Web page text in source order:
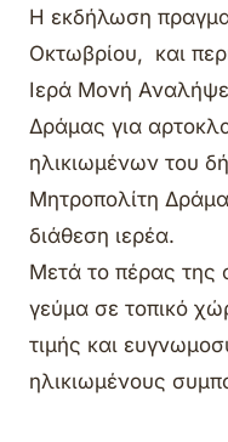
Η εκδήλωση
Οκτωβρίου, και
Ιερά Μονή
Δράμας για
ηλικιωμένων του
Μητροπολίτη
διάθεση ιερέα.
Μετά το πέρας της
γεύμα σε τοπικό
τιμής και
ηλικιωμένους